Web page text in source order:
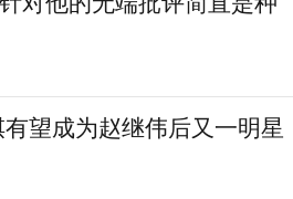
望成为赵继伟后又一明星